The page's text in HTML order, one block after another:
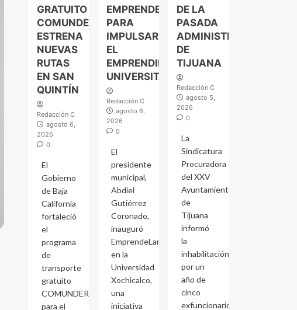
GRATUITO
COMUNDER
ESTRENA
NUEVAS
RUTAS
EN SAN
QUINTÍN
Redacción C
agosto 6,
2026
0
El
Gobierno
de Baja
California
fortaleció
el
programa
de
transporte
gratuito
COMUNDER
para el
EMPRENDELAND
PARA
IMPULSAR
EL
EMPRENDIMIENTO
UNIVERSITARIO
Redacción C
agosto 6,
2026
0
El
presidente
municipal,
Abdiel
Gutiérrez
Coronado,
inauguró
EmprendeLand
en la
Universidad
Xochicalco,
una
iniciativa
DE LA
PASADA
ADMINISTRACIÓN
DE
TIJUANA
Redacción C
agosto 5,
2026
0
La
Sindicatura
Procuradora
del XXV
Ayuntamiento
de
Tijuana
informó
la
inhabilitación
por un
año de
cinco
exfuncionarios